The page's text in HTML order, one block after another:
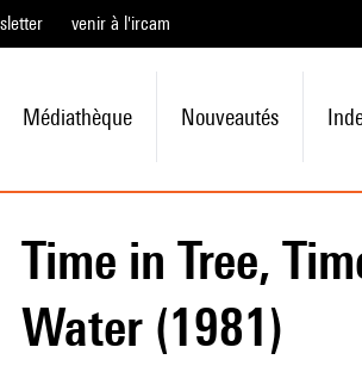
venir à l'ircam
Médiathèque Nouveautés
Time in Tree,
Water (1981)